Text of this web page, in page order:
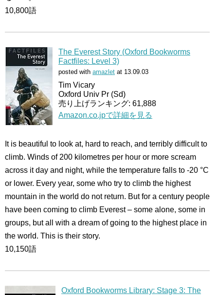
10,800語
The Everest Story (Oxford Bookworms
Factfiles: Level 3)
posted with amazlet at 13.09.03
Tim Vicary
Oxford Univ Pr (Sd)
売り上げランキング: 61,888
Amazon.co.jpで詳細を見る
It is beautiful to look at, hard to reach, and terribly difficult to
climb. Winds of 200 kilometres per hour or more scream
across it day and night, while the temperature falls to -20 °C
or lower. Every year, some who try to climb the highest
mountain in the world do not return. But for a century people
have been coming to climb Everest – some alone, some in
groups, but all with a dream of going to the highest place in
the world. This is their story.
10,150語
Oxford Bookworms Library: Stage 3: The